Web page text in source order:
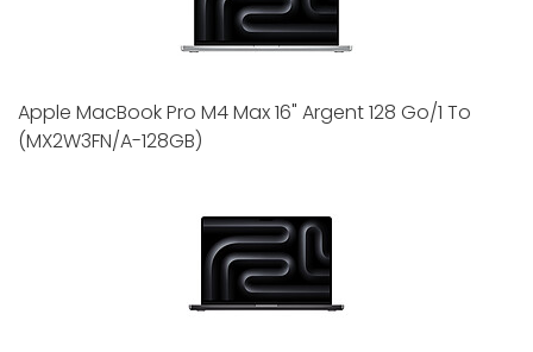
Apple MacBook Pro M4 Max 16" Argent 128 Go/1 To
(MX2W3FN/A-128GB)